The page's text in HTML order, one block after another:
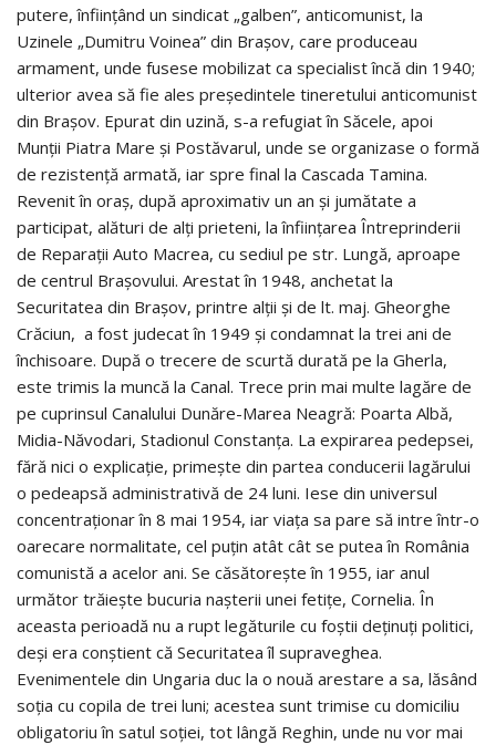
putere, înființând un sindicat „galben”, anticomunist, la
Uzinele „Dumitru Voinea” din Brașov, care produceau
armament, unde fusese mobilizat ca specialist încă din 1940;
ulterior avea să fie ales președintele tineretului anticomunist
din Brașov. Epurat din uzină, s-a refugiat în Săcele, apoi
Munții Piatra Mare și Postăvarul, unde se organizase o formă
de rezistență armată, iar spre final la Cascada Tamina.
Revenit în oraș, după aproximativ un an și jumătate a
participat, alături de alți prieteni, la înființarea Întreprinderii
de Reparații Auto Macrea, cu sediul pe str. Lungă, aproape
de centrul Brașovului. Arestat în 1948, anchetat la
Securitatea din Brașov, printre alții și de lt. maj. Gheorghe
Crăciun, a fost judecat în 1949 și condamnat la trei ani de
închisoare. După o trecere de scurtă durată pe la Gherla,
este trimis la muncă la Canal. Trece prin mai multe lagăre de
pe cuprinsul Canalului Dunăre-Marea Neagră: Poarta Albă,
Midia-Năvodari, Stadionul Constanța. La expirarea pedepsei,
fără nici o explicație, primește din partea conducerii lagărului
o pedeapsă administrativă de 24 luni. Iese din universul
concentraționar în 8 mai 1954, iar viața sa pare să intre într-o
oarecare normalitate, cel puțin atât cât se putea în România
comunistă a acelor ani. Se căsătorește în 1955, iar anul
următor trăiește bucuria nașterii unei fetițe, Cornelia. În
aceasta perioadă nu a rupt legăturile cu foștii deținuți politici,
deși era conștient că Securitatea îl supraveghea.
Evenimentele din Ungaria duc la o nouă arestare a sa, lăsând
soția cu copila de trei luni; acestea sunt trimise cu domiciliu
obligatoriu în satul soției, tot lângă Reghin, unde nu vor mai